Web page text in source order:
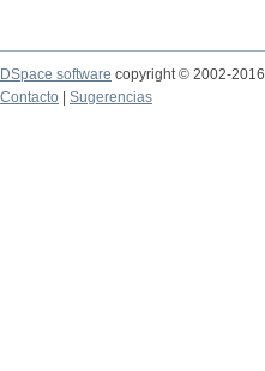
DSpace software copyright © 2002-2016
Contacto
Sugerencias